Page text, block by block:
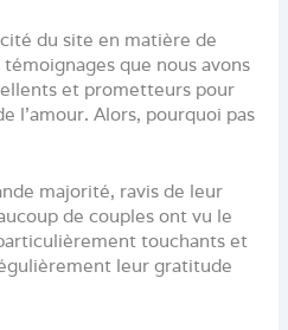
du site en matière de
que nous avons
et prometteurs pour
l’amour. Alors, pourquoi pas
majorité, ravis de leur
de couples ont vu le
touchants et
leur gratitude